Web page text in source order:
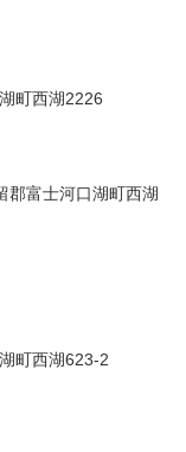
町西湖2226
郡富士河口湖町西湖
町西湖623-2